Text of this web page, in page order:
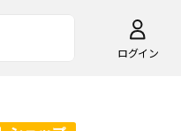
ログイン